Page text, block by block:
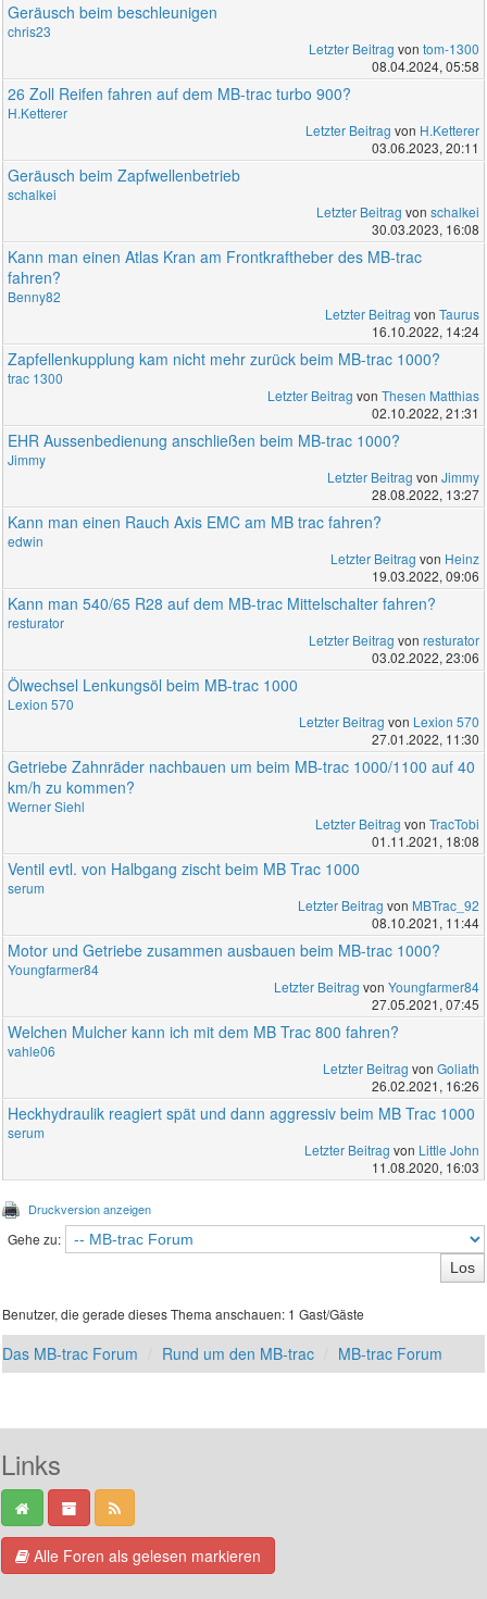
Geräusch beim beschleunigen
chris23
Letzter Beitrag von tom-1300
08.04.2024, 05:58
26 Zoll Reifen fahren auf dem MB-trac turbo 900?
H.Ketterer
Letzter Beitrag von H.Ketterer
03.06.2023, 20:11
Geräusch beim Zapfwellenbetrieb
schalkei
Letzter Beitrag von schalkei
30.03.2023, 16:08
Kann man einen Atlas Kran am Frontkraftheber des MB-trac
fahren?
Benny82
Letzter Beitrag von Taurus
16.10.2022, 14:24
Zapfellenkupplung kam nicht mehr zurück beim MB-trac 1000?
trac 1300
Letzter Beitrag von Thesen Matthias
02.10.2022, 21:31
EHR Aussenbedienung anschließen beim MB-trac 1000?
Jimmy
Letzter Beitrag von Jimmy
28.08.2022, 13:27
Kann man einen Rauch Axis EMC am MB trac fahren?
edwin
Letzter Beitrag von Heinz
19.03.2022, 09:06
Kann man 540/65 R28 auf dem MB-trac Mittelschalter fahren?
resturator
Letzter Beitrag von resturator
03.02.2022, 23:06
Ölwechsel Lenkungsöl beim MB-trac 1000
Lexion 570
Letzter Beitrag von Lexion 570
27.01.2022, 11:30
Getriebe Zahnräder nachbauen um beim MB-trac 1000/1100 auf 40
km/h zu kommen?
Werner Siehl
Letzter Beitrag von TracTobi
01.11.2021, 18:08
Ventil evtl. von Halbgang zischt beim MB Trac 1000
serum
Letzter Beitrag von MBTrac_92
08.10.2021, 11:44
Motor und Getriebe zusammen ausbauen beim MB-trac 1000?
Youngfarmer84
Letzter Beitrag von Youngfarmer84
27.05.2021, 07:45
Welchen Mulcher kann ich mit dem MB Trac 800 fahren?
vahle06
Letzter Beitrag von Goliath
26.02.2021, 16:26
Heckhydraulik reagiert spät und dann aggressiv beim MB Trac 1000
serum
Letzter Beitrag von Little John
11.08.2020, 16:03
Druckversion anzeigen
Gehe zu:
Benutzer, die gerade dieses Thema anschauen: 1 Gast/Gäste
Das MB-trac Forum Rund um den MB-trac MB-trac Forum
Links
Alle Foren als gelesen markieren